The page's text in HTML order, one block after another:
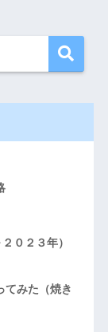
０２３年）
てみた（焼き